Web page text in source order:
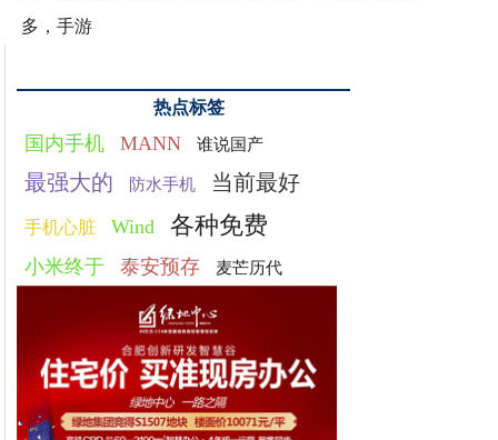
多，手游
热点标签
国内手机 MANN 谁说国产
最强大的 防水手机 当前最好
手机心脏 Wind 各种免费
小米终于 泰安预存 麦芒历代